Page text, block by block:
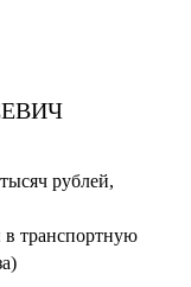
рублей,
в транспортную